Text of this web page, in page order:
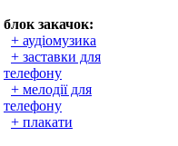
блок закачок:
+ аудіомузика
+ заставки для
телефону
+ мелодії для
телефону
+ плакати